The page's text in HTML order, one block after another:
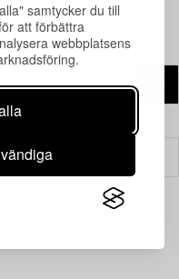
samtycker du till
att förbättra
webbplatsens